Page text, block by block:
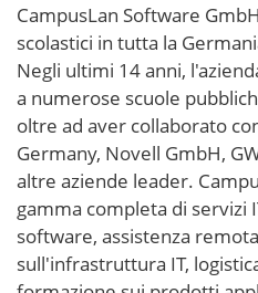
CampusLan Software
scolastici in tutta la
Negli ultimi 14 anni,
a numerose scuole
oltre ad aver collaborato
Germany, Novell GmbH,
altre aziende leader.
gamma completa di servizi
software, assistenza
sull'infrastruttura IT,